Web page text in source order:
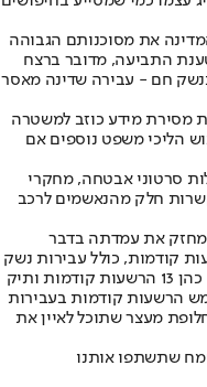
את מסוכנותם הגבוהה
התביעה, מדובר ברצח
חם - עבירה שדינה מאסר
מסירת מידע כוזב למשטרה
הליכי משפט נוספים אם
סרטוני אבטחה, מחקרי
חלק מהנאשמים לרכב
מחזק את עמדתה בדבר
קודמות, כולל עבירות נשק
ואלימות ואף הרשעה קודמת ברצח; ליהודה כהן 13 הרשעות קודמות ותיק
הרשעות קודמות בעבירות
מעצר שתוכל לאיין את
שתשתפו אותנו